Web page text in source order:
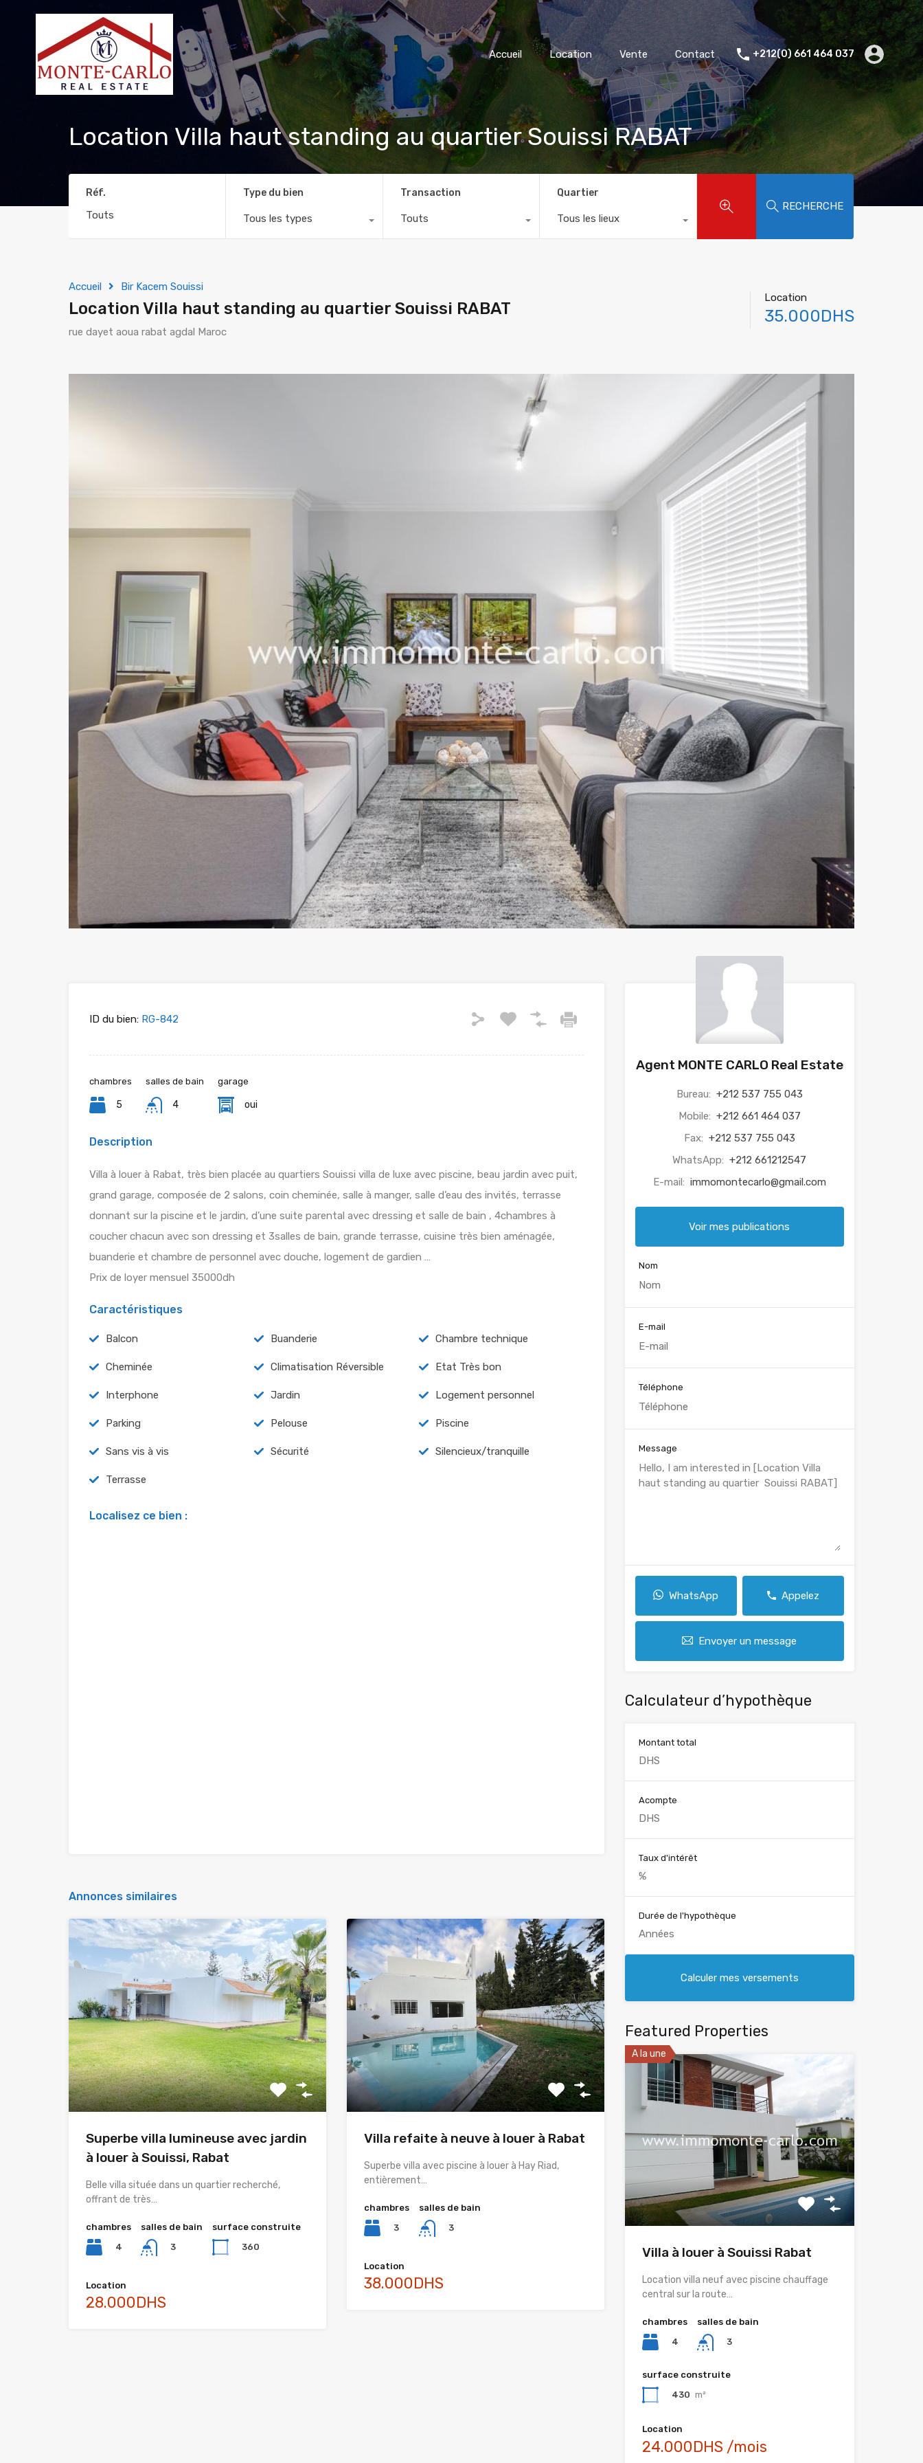
Accueil Location Vente
Contact
Accueil
Location Vente Contact +212(0) 661 464 037
Location Villa haut standing au quartier Souissi RABAT
Réf. Type du bien
Tous les types
Transaction
Touts
Quartier
Tous les lieux
RECHERCHE
Accueil Bir Kacem Souissi
Location Villa haut standing au quartier Souissi RABAT
rue dayet aoua rabat agdal Maroc
Location
35.000DHS
ID du bien: RG-842
chambres
5
salles de bain
4
garage
oui
Description
Villa à louer à Rabat, très bien placée au quartiers Souissi villa de luxe avec piscine, beau jardin avec puit,
grand garage, composée de 2 salons, coin cheminée, salle à manger, salle d’eau des invités, terrasse
donnant sur la piscine et le jardin, d’une suite parental avec dressing et salle de bain , 4chambres à
coucher chacun avec son dressing et 3salles de bain, grande terrasse, cuisine très bien aménagée,
buanderie et chambre de personnel avec douche, logement de gardien …
Prix de loyer mensuel 35000dh
Caractéristiques
Balcon Buanderie Chambre technique
Cheminée Climatisation Réversible Etat Très bon
Interphone Jardin Logement personnel
Parking Pelouse Piscine
Sans vis à vis Sécurité Silencieux/tranquille
Terrasse
Localisez ce bien :
Annonces similaires
Superbe villa lumineuse avec jardin
à louer à Souissi, Rabat
Belle villa située dans un quartier recherché,
offrant de très…
chambres
4
salles de bain
3
surface construite
360
Location
28.000DHS
Villa refaite à neuve à louer à Rabat
Superbe villa avec piscine à louer à Hay Riad,
entièrement…
chambres
3
salles de bain
3
Location
38.000DHS
Agent MONTE CARLO Real Estate
Bureau: +212 537 755 043
Mobile: +212 661 464 037
Fax: +212 537 755 043
WhatsApp: +212 661212547
E-mail: immomontecarlo@gmail.com
Voir mes publications
Nom
E-mail
Téléphone
Message
WhatsApp Appelez
Envoyer un message
Calculateur d’hypothèque
Montant total
Acompte
Taux d'intérêt
Durée de l'hypothèque
Featured Properties
A la une
Villa à louer à Souissi Rabat
Location villa neuf avec piscine chauffage
central sur la route…
chambres
4
salles de bain
3
surface construite
430 m²
Location
24.000DHS /mois